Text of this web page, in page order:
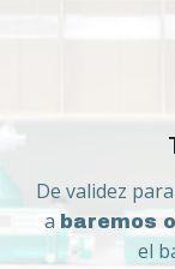
De validez
a baremos
el